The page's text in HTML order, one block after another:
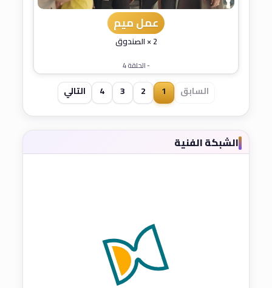
عمل ميم
2 × الصندوق
- الحلقة 4
السابق 1
2
3
4 التالي
الشبكة الفنية